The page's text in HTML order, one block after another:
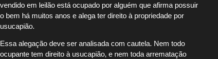
vendido em leilão está ocupado por alguém que afirma possuir
o bem há muitos anos e alega ter direito à propriedade por
usucapião.
Essa alegação deve ser analisada com cautela. Nem todo
ocupante tem direito à usucapião, e nem toda arrematação